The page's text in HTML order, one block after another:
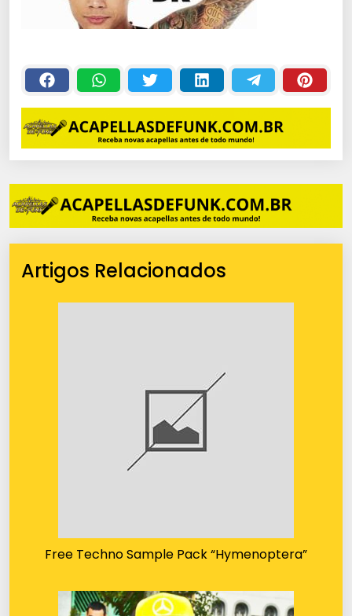
Artigos Relacionados
Free Techno Sample Pack “Hymenoptera”